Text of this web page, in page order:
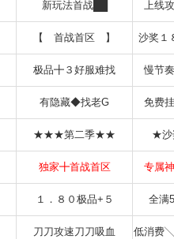
新玩法首战██ 上线
【 首战首区 】 沙奖１
极品╋３好服难找 慢节
有隐藏◆找老G 免费
★★★第二季★★ ★
独家╋首战首区 专属
１．８０极品+５ 全满
刀刀攻速刀刀吸血 低消费